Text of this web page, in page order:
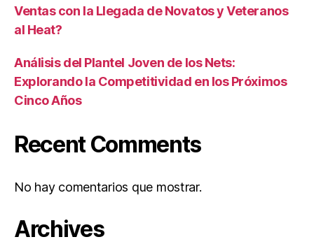
Ventas con la Llegada de Novatos y Veteranos
al Heat?
Análisis del Plantel Joven de los Nets:
Explorando la Competitividad en los Próximos
Cinco Años
Recent Comments
No hay comentarios que mostrar.
Archives